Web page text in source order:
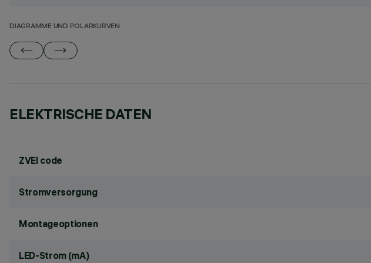
DIAGRAMME UND POLARKURVEN
ELEKTRISCHE DATEN
ZVEI code
Stromversorgung
Montageoptionen
LED-Strom (mA)